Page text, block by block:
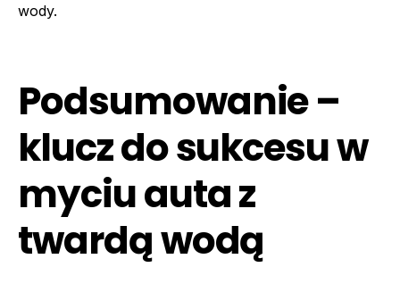
wody.
Podsumowanie –
klucz do sukcesu w
myciu auta z
twardą wodą